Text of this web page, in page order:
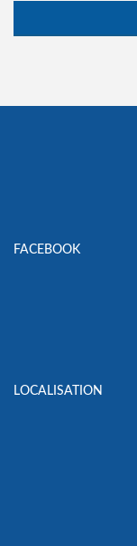
FACEBOOK
LOCALISATION